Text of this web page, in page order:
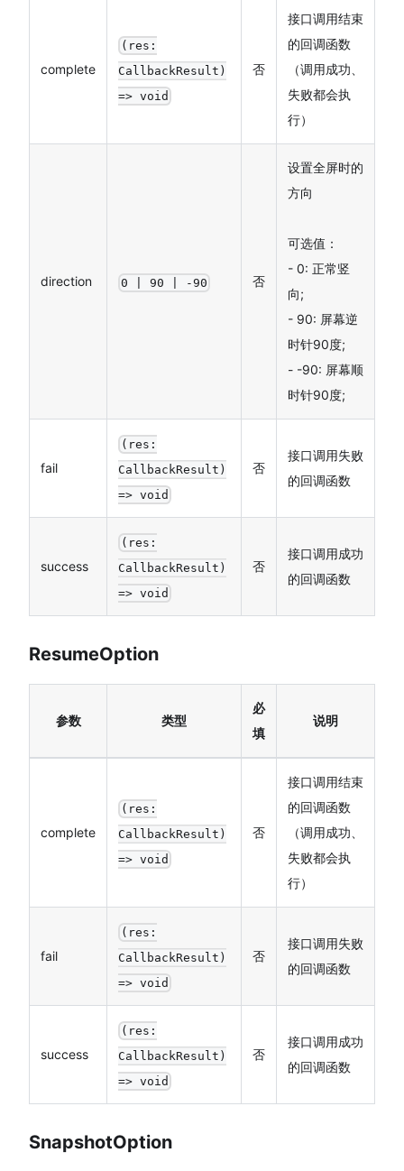
complete
(res:
CallbackResult)
=> void
否
接口调用结束
的回调函数
（调用成功、
失败都会执
行）
direction 0 | 90 | -90 否
设置全屏时的
方向
可选值：
- 0: 正常竖
向;
- 90: 屏幕逆
时针90度;
- -90: 屏幕顺
时针90度;
fail
(res:
CallbackResult)
=> void
否
接口调用失败
的回调函数
success
(res:
CallbackResult)
=> void
否
接口调用成功
的回调函数
ResumeOption
参数 类型
必
填
说明
complete
(res:
CallbackResult)
=> void
否
接口调用结束
的回调函数
（调用成功、
失败都会执
行）
fail
(res:
CallbackResult)
=> void
否
接口调用失败
的回调函数
success
(res:
CallbackResult)
=> void
否
接口调用成功
的回调函数
SnapshotOption